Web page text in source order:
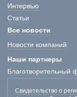
Интервью
Статьи
Все новости
Новости компаний
Наши партнеры
Благотворительный
Свидетельство о